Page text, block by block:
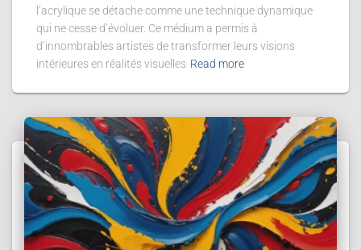
l’acrylique se détache comme une technique dynamique
qui ne cesse d’évoluer. Ce médium a permis à
d’innombrables artistes de transformer leurs visions
intérieures en réalités visuelles Read more